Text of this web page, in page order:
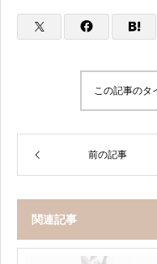
この記事のタ
前の記事
関連記事